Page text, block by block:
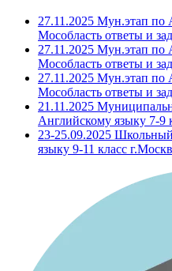
27.11.2025 Мун.этап по
Мособласть ответы и
27.11.2025 Мун.этап по
Мособласть ответы и
27.11.2025 Мун.этап по
Мособласть ответы и
21.11.2025
Английскому языку 7-9
23-25.09.2025
языку 9-11 класс